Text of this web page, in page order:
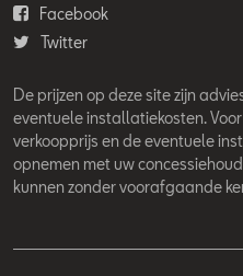
Facebook
Twitter
De prijzen op deze site zijn
eventuele installatiekosten.
verkoopprijs en de eventuele
opnemen met uw
kunnen zonder voorafgaande